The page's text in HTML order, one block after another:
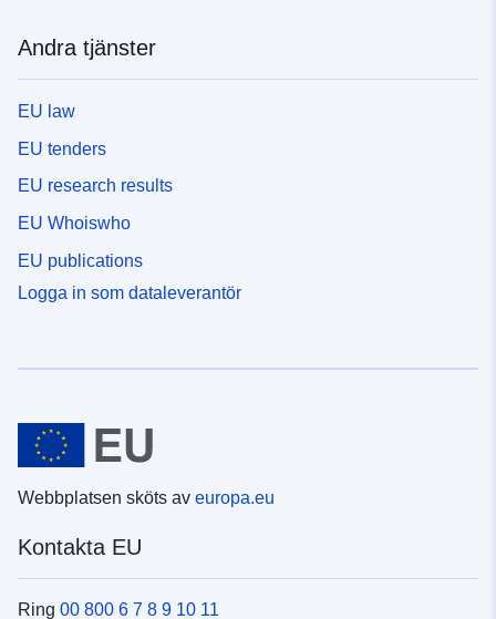
Andra tjänster
EU law
EU tenders
EU research results
EU Whoiswho
EU publications
Logga in som dataleverantör
Webbplatsen sköts av europa.eu
Kontakta EU
Ring 00 800 6 7 8 9 10 11